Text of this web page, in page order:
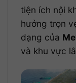
tiện ích nội
hưởng trọn
dạng của
và khu vực